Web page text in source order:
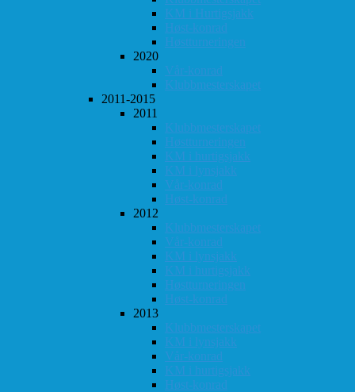
KM i Hurtigsjakk
Høst-konrad
Høstturneringen
2020
Vår-konrad
Klubbmesterskapet
2011-2015
2011
Klubbmesterskapet
Høstturneringen
KM i hurtigsjakk
KM i lynsjakk
Vår-konrad
Høst-konrad
2012
Klubbmesterskapet
Vår-konrad
KM i lynsjakk
KM i hurtigsjakk
Høstturneringen
Høst-konrad
2013
Klubbmesterskapet
KM i lynsjakk
Vår-konrad
KM i hurtigsjakk
Høst-konrad